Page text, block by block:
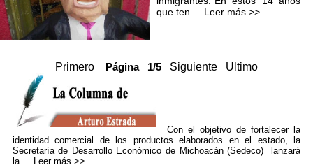
que ten ... Leer más >>
Primero Página 1/5 Siguiente Ultimo
Con el objetivo de fortalecer la
identidad comercial de los productos elaborados en el estado, la
Secretaría de Desarrollo Económico de Michoacán (Sedeco) lanzará
la ... Leer más >>